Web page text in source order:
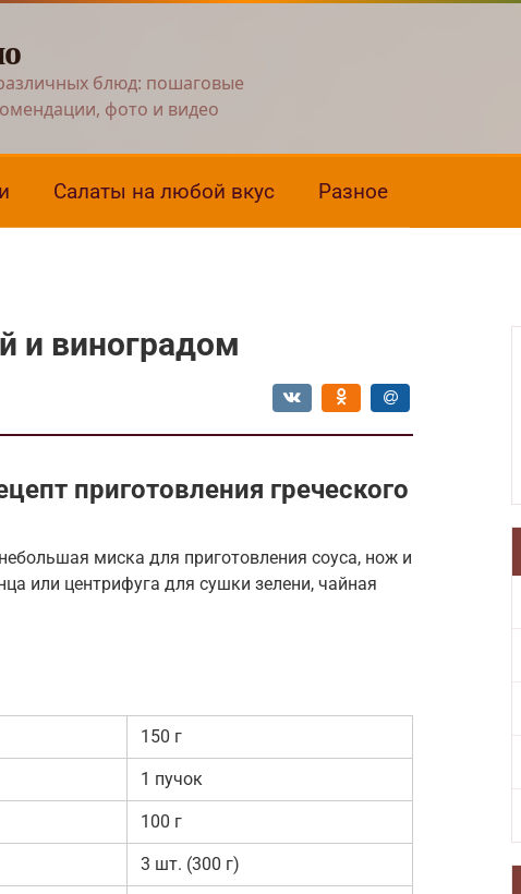
блюд: пошаговые
фото и видео
Салаты на любой вкус Разное
и виноградом
приготовления греческого
миска для приготовления соуса, нож и
или центрифуга для сушки зелени, чайная
150 г
1 пучок
100 г
3 шт. (300 г)